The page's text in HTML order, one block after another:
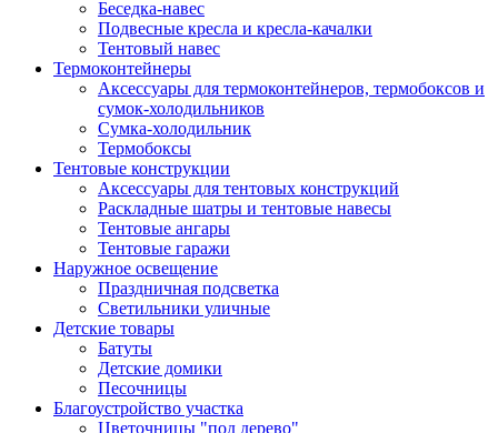
Беседка-навес
Подвесные кресла и кресла-качалки
Тентовый навес
Термоконтейнеры
Аксессуары для термоконтейнеров, термобоксов и
сумок-холодильников
Сумка-холодильник
Термобоксы
Тентовые конструкции
Аксессуары для тентовых конструкций
Раскладные шатры и тентовые навесы
Тентовые ангары
Тентовые гаражи
Наружное освещение
Праздничная подсветка
Светильники уличные
Детские товары
Батуты
Детские домики
Песочницы
Благоустройство участка
Цветочницы "под дерево"